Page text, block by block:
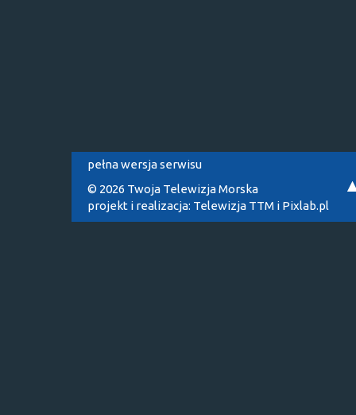
pełna wersja serwisu
© 2026 Twoja Telewizja Morska
projekt i realizacja: Telewizja TTM i Pixlab.pl